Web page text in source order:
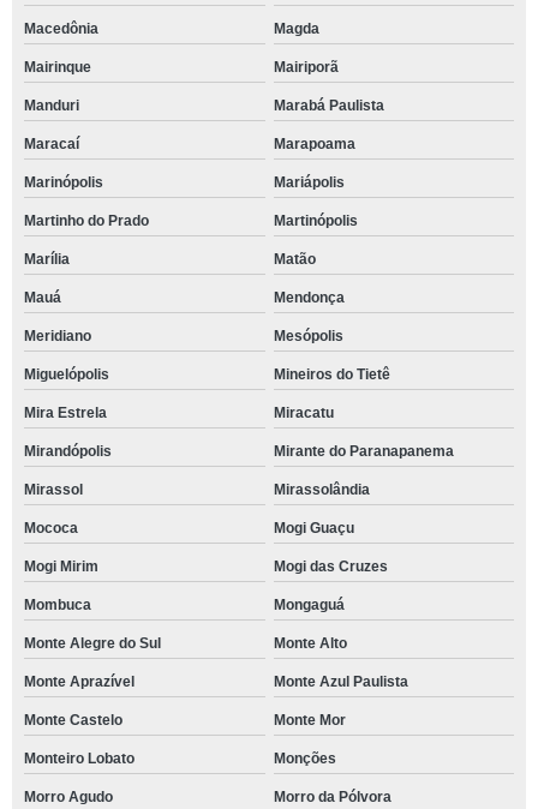
Macedônia Magda
Mairinque Mairiporã
Manduri Marabá Paulista
Maracaí Marapoama
Marinópolis Mariápolis
Martinho do Prado Martinópolis
Marília Matão
Mauá Mendonça
Meridiano Mesópolis
Miguelópolis Mineiros do Tietê
Mira Estrela Miracatu
Mirandópolis Mirante do Paranapanema
Mirassol Mirassolândia
Mococa Mogi Guaçu
Mogi Mirim Mogi das Cruzes
Mombuca Mongaguá
Monte Alegre do Sul Monte Alto
Monte Aprazível Monte Azul Paulista
Monte Castelo Monte Mor
Monteiro Lobato Monções
Morro Agudo Morro da Pólvora